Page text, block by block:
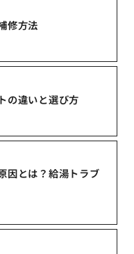
修方法
の違いと選び方
因とは？給湯トラブ